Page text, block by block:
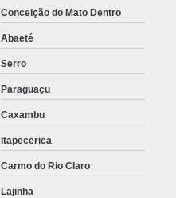
Conceição do Mato Dentro
Abaeté
Serro
Paraguaçu
Caxambu
Itapecerica
Carmo do Rio Claro
Lajinha